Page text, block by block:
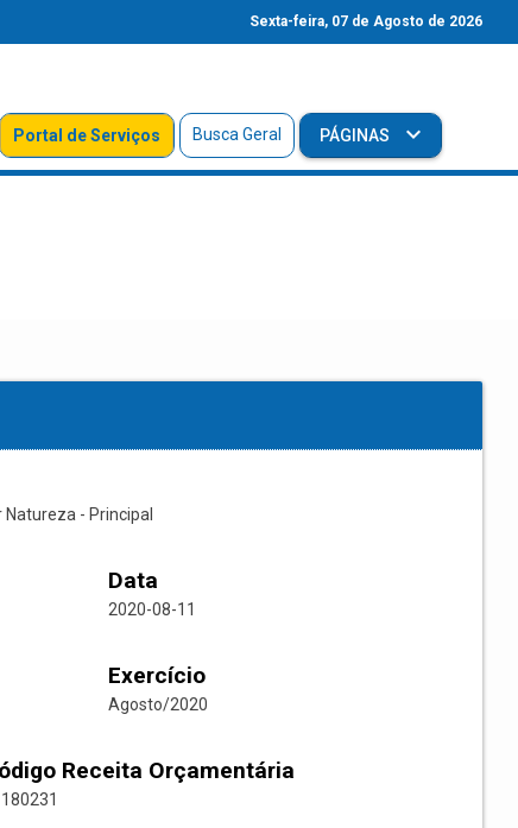
Sexta-feira, 07 de Agosto de 2026
Portal de Serviços Busca Geral PÁGINAS
- Principal
Data
2020-08-11
Exercício
Agosto/2020
Receita Orçamentária